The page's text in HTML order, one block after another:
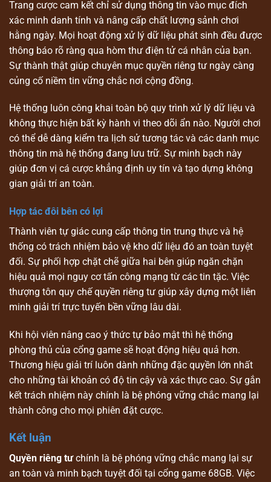
Trang cược cam kết chỉ sử dụng thông tin vào mục đích
xác minh danh tính và nâng cấp chất lượng sảnh chơi
hằng ngày. Mọi hoạt động xử lý dữ liệu phát sinh đều được
thông báo rõ ràng qua hòm thư điện tử cá nhân của bạn.
Sự thành thật giúp chuyên mục quyền riêng tư ngày càng
củng cố niềm tin vững chắc nơi cộng đồng.
Hệ thống luôn công khai toàn bộ quy trình xử lý dữ liệu và
không thực hiện bất kỳ hành vi theo dõi ẩn nào. Người chơi
có thể dễ dàng kiểm tra lịch sử tương tác và các danh mục
thông tin mà hệ thống đang lưu trữ. Sự minh bạch này
giúp đơn vị cá cược khẳng định uy tín và tạo dựng không
gian giải trí an toàn.
Hợp tác đôi bên có lợi
Thành viên tự giác cung cấp thông tin trung thực và hệ
thống có trách nhiệm bảo vệ kho dữ liệu đó an toàn tuyệt
đối. Sự phối hợp chặt chẽ giữa hai bên giúp ngăn chặn
hiệu quả mọi nguy cơ tấn công mạng từ các tin tặc. Việc
thượng tôn quy chế quyền riêng tư giúp xây dựng một liên
minh giải trí trực tuyến bền vững lâu dài.
Khi hội viên nâng cao ý thức tự bảo mật thì hệ thống
phòng thủ của cổng game sẽ hoạt động hiệu quả hơn.
Thương hiệu giải trí luôn dành những đặc quyền lớn nhất
cho những tài khoản có độ tin cậy và xác thực cao. Sự gắn
kết trách nhiệm này chính là bệ phóng vững chắc mang lại
thành công cho mọi phiên đặt cược.
Kết luận
Quyền riêng tưchính là bệ phóng vững chắc mang lại sự
an toàn và minh bạch tuyệt đối tại cổng game 68GB. Việc